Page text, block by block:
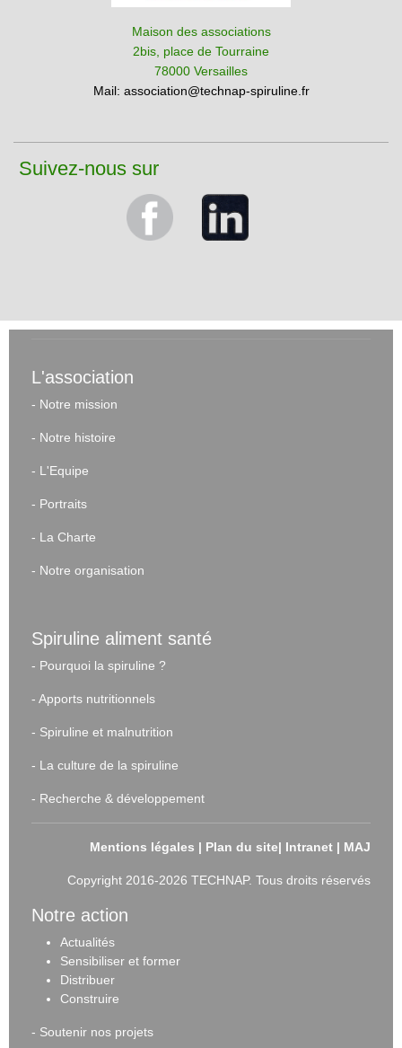
Maison des associations
2bis, place de Tourraine
78000 Versailles
Mail: association@technap-spiruline.fr
Suivez-nous sur
L'association
- Notre mission
- Notre histoire
- L'Equipe
- Portraits
- La Charte
- Notre organisation
Spiruline aliment santé
- Pourquoi la spiruline ?
- Apports nutritionnels
- Spiruline et malnutrition
- La culture de la spiruline
- Recherche & développement
Mentions légales | Plan du site| Intranet | MAJ
Copyright 2016-2026 TECHNAP. Tous droits réservés
Notre action
Actualités
Sensibiliser et former
Distribuer
Construire
- Soutenir nos projets